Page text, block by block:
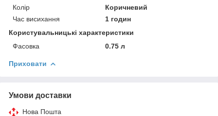
Колір
Коричневий
Час висихання
1 годин
Користувальницькі характеристики
Фасовка
0.75 л
Приховати
Умови доставки
Нова Пошта